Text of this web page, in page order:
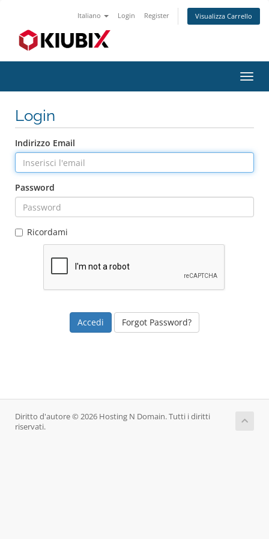
Italiano Login Register Visualizza Carrello
Attiva
Login
Indirizzo Email
Password
Ricordami
Forgot Password?
Diritto d'autore © 2026 Hosting N Domain. Tutti i diritti
riservati.